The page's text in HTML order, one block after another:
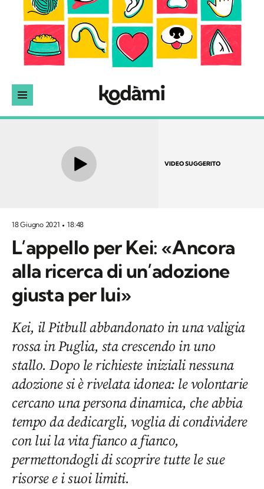
VIDEO SUGGERITO
18 Giugno 2021 18:48
L’appello per Kei: «Ancora
alla ricerca di un’adozione
giusta per lui»
Kei, il Pitbull abbandonato in una valigia
rossa in Puglia, sta crescendo in uno
stallo. Dopo le richieste iniziali nessuna
adozione si è rivelata idonea: le volontarie
cercano una persona dinamica, che abbia
tempo da dedicargli, voglia di condividere
con lui la vita fianco a fianco,
permettondogli di scoprire tutte le sue
risorse e i suoi limiti.